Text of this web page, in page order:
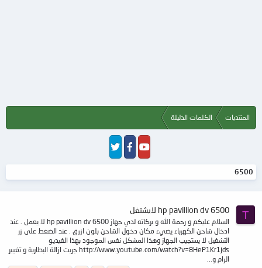
المنتديات الكلمات الدليلة
6500
T hp pavillion dv 6500 لايشتغل
السلام عليكم و رحمة الله و بركاته لدي جهاز hp pavillion dv 6500 لا يعمل . عند
ادخال شاحن الكهرباء يضيء مكان دخول الشاحن بلون ازرق . عند الضغط على زر
التشغيل لا يستجيب الجهاز وهذا المشكل نفس الموجود بهذا الفيديو
http://www.youtube.com/watch?v=8HeP1Kr1jds جربت ازالة البطارية و تغيير
الرام و...